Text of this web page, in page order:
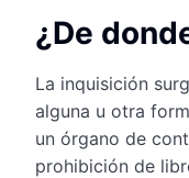
¿De
La inquisición
alguna u otra
un órgano de
prohibición de